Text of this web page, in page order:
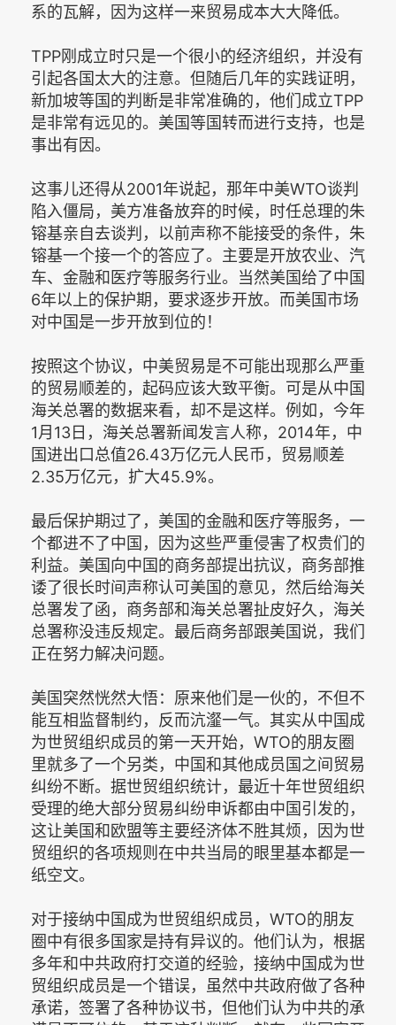
系的瓦解，因为这样一来贸易成本大大降低。
TPP刚成立时只是一个很小的经济组织，并没有
引起各国太大的注意。但随后几年的实践证明，
新加坡等国的判断是非常准确的，他们成立TPP
是非常有远见的。美国等国转而进行支持，也是
事出有因。
这事儿还得从2001年说起，那年中美WTO谈判
陷入僵局，美方准备放弃的时候，时任总理的朱
镕基亲自去谈判，以前声称不能接受的条件，朱
镕基一个接一个的答应了。主要是开放农业、汽
车、金融和医疗等服务行业。当然美国给了中国
6年以上的保护期，要求逐步开放。而美国市场
对中国是一步开放到位的！
按照这个协议，中美贸易是不可能出现那么严重
的贸易顺差的，起码应该大致平衡。可是从中国
海关总署的数据来看，却不是这样。例如，今年
1月13日，海关总署新闻发言人称，2014年，中
国进出口总值26.43万亿元人民币，贸易顺差
2.35万亿元，扩大45.9%。
最后保护期过了，美国的金融和医疗等服务，一
个都进不了中国，因为这些严重侵害了权贵们的
利益。美国向中国的商务部提出抗议，商务部推
诿了很长时间声称认可美国的意见，然后给海关
总署发了函，商务部和海关总署扯皮好久，海关
总署称没违反规定。最后商务部跟美国说，我们
正在努力解决问题。
美国突然恍然大悟：原来他们是一伙的，不但不
能互相监督制约，反而沆瀣一气。其实从中国成
为世贸组织成员的第一天开始，WTO的朋友圈
里就多了一个另类，中国和其他成员国之间贸易
纠纷不断。据世贸组织统计，最近十年世贸组织
受理的绝大部分贸易纠纷申诉都由中国引发的，
这让美国和欧盟等主要经济体不胜其烦，因为世
贸组织的各项规则在中共当局的眼里基本都是一
纸空文。
对于接纳中国成为世贸组织成员，WTO的朋友
圈中有很多国家是持有异议的。他们认为，根据
多年和中共政府打交道的经验，接纳中国成为世
贸组织成员是一个错误，虽然中共政府做了各种
承诺，签署了各种协议书，但他们认为中共的承